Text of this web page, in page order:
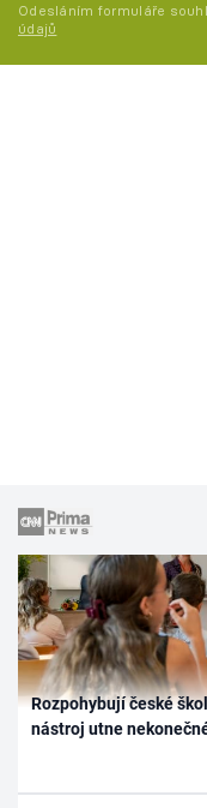
Odesláním formuláře
údajů
Rozpohybují české
nástroj utne